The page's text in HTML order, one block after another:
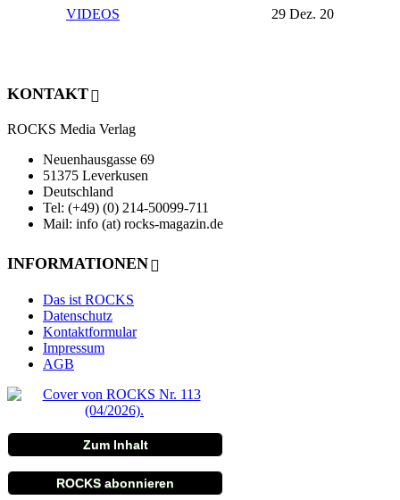
VIDEOS 29 Dez. 20
KONTAKT
ROCKS Media Verlag
Neuenhausgasse 69
51375 Leverkusen
Deutschland
Tel: (+49) (0) 214-50099-711
Mail: info (at) rocks-magazin.de
INFORMATIONEN
Das ist ROCKS
Datenschutz
Kontaktformular
Impressum
AGB
Zum Inhalt
ROCKS abonnieren